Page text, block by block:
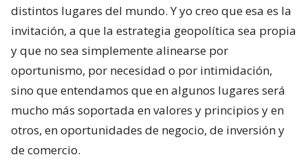
distintos lugares del mundo. Y yo creo que esa es la
invitación, a que la estrategia geopolítica sea propia
y que no sea simplemente alinearse por
oportunismo, por necesidad o por intimidación,
sino que entendamos que en algunos lugares será
mucho más soportada en valores y principios y en
otros, en oportunidades de negocio, de inversión y
de comercio.